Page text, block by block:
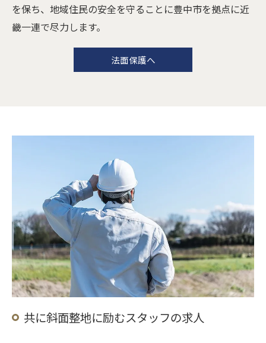
を保ち、地域住民の安全を守ることに豊中市を拠点に近
畿一連で尽力します。
法面保護へ
共に斜面整地に励むスタッフの求人